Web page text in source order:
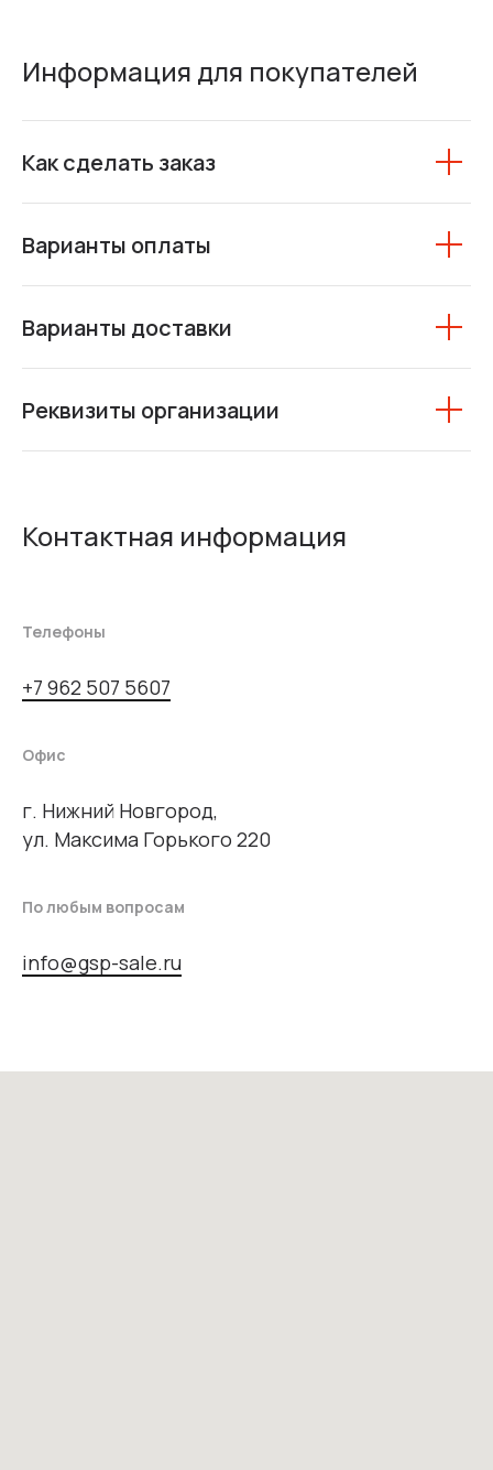
Информация для покупателей
Как сделать заказ
Варианты оплаты
Варианты доставки
Реквизиты организации
Контактная информация
Телефоны
+7 962 507 5607
Офис
г. Нижний Новгород,
ул. Максима Горького 220
По любым вопросам
info@gsp-sale.ru